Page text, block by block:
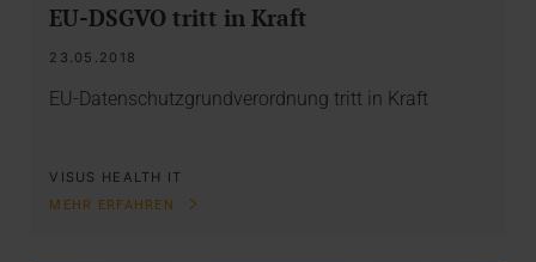
EU-DSGVO tritt in Kraft
23.05.2018
EU-Datenschutzgrundverordnung tritt in Kraft
VISUS HEALTH IT
MEHR ERFAHREN